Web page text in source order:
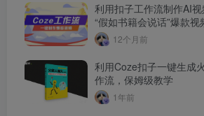
利用扣子工作流制作AI
“假如书籍会说话”爆款
12个月前
利用Coze扣子一键生成
作流，保姆级教学
1年前